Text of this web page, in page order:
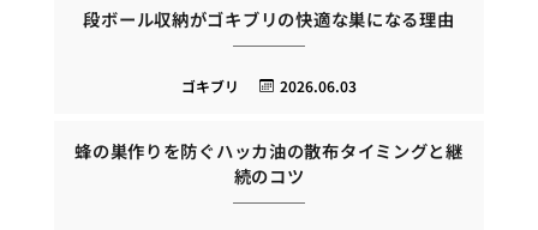
段ボール収納がゴキブリの快適な巣になる理由
2026.06.03
ゴキブリ
蜂の巣作りを防ぐハッカ油の散布タイミングと継
続のコツ